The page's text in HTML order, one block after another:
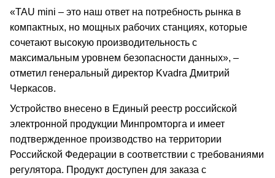
«TAU mini – это наш ответ на потребность рынка в
компактных, но мощных рабочих станциях, которые
сочетают высокую производительность с
максимальным уровнем безопасности данных», –
отметил генеральный директор Kvadra Дмитрий
Черкасов.
Устройство внесено в Единый реестр российской
электронной продукции Минпромторга и имеет
подтвержденное производство на территории
Российской Федерации в соответствии с требованиями
регулятора. Продукт доступен для заказа с